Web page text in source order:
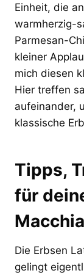
Einheit, die
warmherzig-
Parmesan-
kleiner
mich diesen
Hier treffen
aufeinander,
klassische
Tipps,
für
Die Erbsen
gelingt